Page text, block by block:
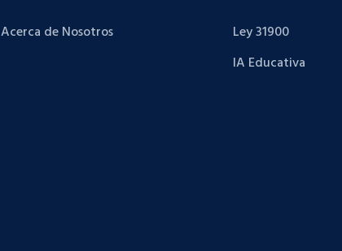
Acerca de Nosotros
Ley 31900
IA Educativa